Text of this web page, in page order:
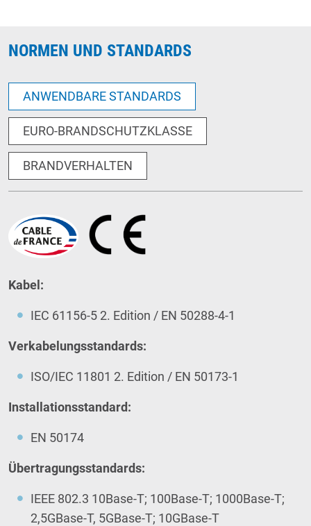
NORMEN UND STANDARDS
ANWENDBARE STANDARDS
EURO-BRANDSCHUTZKLASSE
BRANDVERHALTEN
Kabel:
IEC 61156-5 2. Edition / EN 50288-4-1
Verkabelungsstandards:
ISO/IEC 11801 2. Edition / EN 50173-1
Installationsstandard:
EN 50174
Übertragungsstandards:
IEEE 802.3 10Base-T; 100Base-T; 1000Base-T;
2,5GBase-T, 5GBase-T; 10GBase-T